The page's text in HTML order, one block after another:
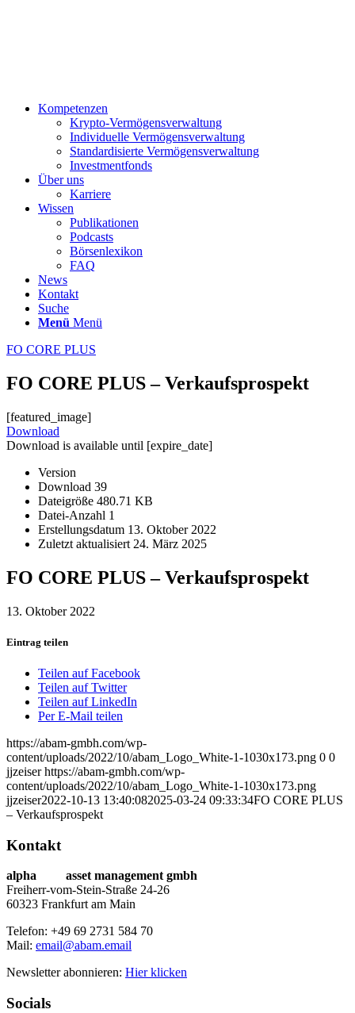
Kompetenzen
Krypto-Vermögensverwaltung
Individuelle Vermögensverwaltung
Standardisierte Vermögensverwaltung
Investmentfonds
Über uns
Karriere
Wissen
Publikationen
Podcasts
Börsenlexikon
FAQ
News
Kontakt
Suche
Menü Menü
FO CORE PLUS
FO CORE PLUS – Verkaufsprospekt
[featured_image]
Download
Download is available until [expire_date]
Version
Download 39
Dateigröße 480.71 KB
Datei-Anzahl 1
Erstellungsdatum 13. Oktober 2022
Zuletzt aktualisiert 24. März 2025
FO CORE PLUS – Verkaufsprospekt
13. Oktober 2022
Eintrag teilen
Teilen auf Facebook
Teilen auf Twitter
Teilen auf LinkedIn
Per E-Mail teilen
https://abam-gmbh.com/wp-
content/uploads/2022/10/abam_Logo_White-1-1030x173.png 0 0
jjzeiser https://abam-gmbh.com/wp-
content/uploads/2022/10/abam_Logo_White-1-1030x173.png
jjzeiser2022-10-13 13:40:082025-03-24 09:33:34FO CORE PLUS
– Verkaufsprospekt
Kontakt
alpha
asset management gmbh
Freiherr-vom-Stein-Straße 24-26
60323 Frankfurt am Main
Telefon: +49 69 2731 584 70
Mail: email@abam.email
Newsletter abonnieren: Hier klicken
Socials